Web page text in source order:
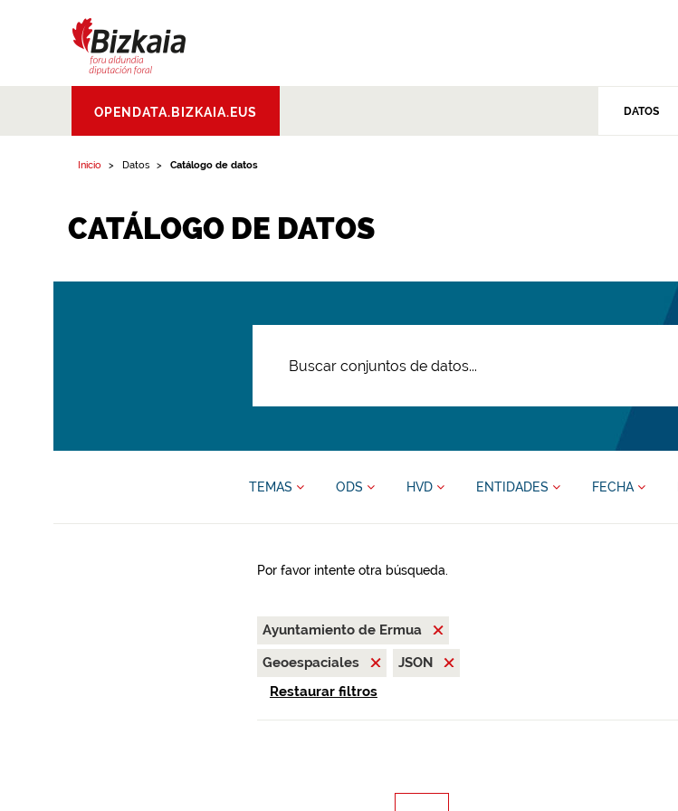
Aldundia.Diputacion
Foral de Bizkaia
OPENDATA.BIZKAIA.EUS DATOS
Inicio Datos Catálogo de datos
CATÁLOGO DE DATOS
TEMAS ODS HVD ENTIDADES FECHA
Por favor intente otra búsqueda.
Ayuntamiento de Ermua
Geoespaciales
JSON
Restaurar filtros